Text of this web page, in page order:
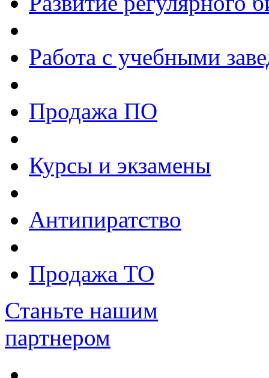
Работа с учебными
Продажа ПО
Курсы и экзамены
Антипиратство
Продажа ТО
Станьте нашим
партнером